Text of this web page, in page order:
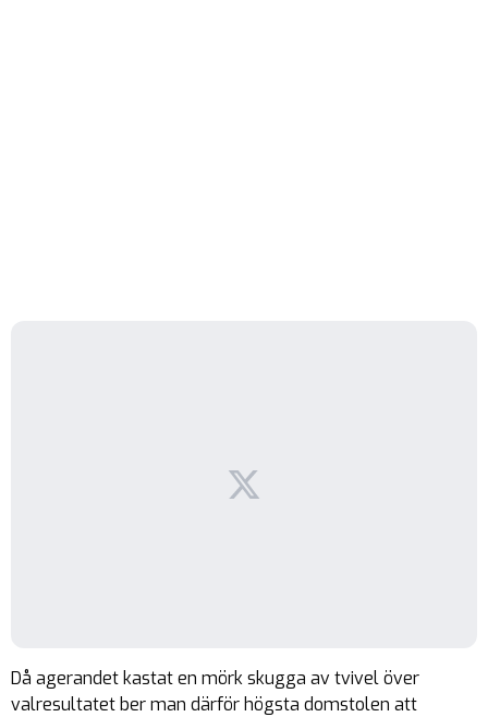
Då agerandet kastat en mörk skugga av tvivel över
valresultatet ber man därför högsta domstolen att